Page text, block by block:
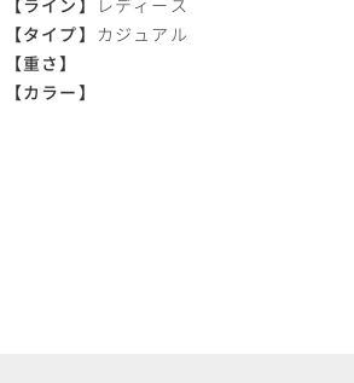
【ライン】 レディース
【タイプ】 カジュアル
【重さ】
【カラー】